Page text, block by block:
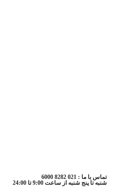
تماس با ما : 021 8282 6000
شنبه تا پنج شنبه از ساعت 9:00 تا 24:00